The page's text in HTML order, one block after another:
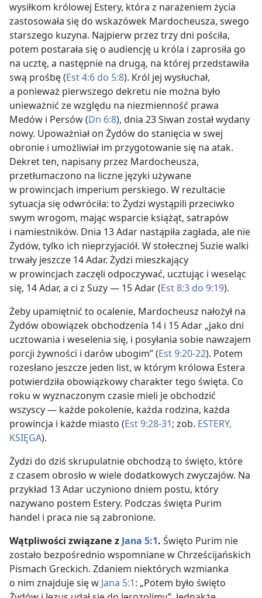
wysiłkom królowej Estery, która z narażeniem życia
zastosowała się do wskazówek Mardocheusza, swego
starszego kuzyna. Najpierw przez trzy dni pościła,
potem postarała się o audiencję u króla i zaprosiła go
na ucztę, a następnie na drugą, na której przedstawiła
swą prośbę (Est 4:6 do 5:8). Król jej wysłuchał,
a ponieważ pierwszego dekretu nie można było
unieważnić ze względu na niezmienność prawa
Medów i Persów (Dn 6:8), dnia 23 Siwan został wydany
nowy. Upoważniał on Żydów do stanięcia w swej
obronie i umożliwiał im przygotowanie się na atak.
Dekret ten, napisany przez Mardocheusza,
przetłumaczono na liczne języki używane
w prowincjach imperium perskiego. W rezultacie
sytuacja się odwróciła: to Żydzi wystąpili przeciwko
swym wrogom, mając wsparcie książąt, satrapów
i namiestników. Dnia 13 Adar nastąpiła zagłada, ale nie
Żydów, tylko ich nieprzyjaciół. W stołecznej Suzie walki
trwały jeszcze 14 Adar. Żydzi mieszkający
w prowincjach zaczęli odpoczywać, ucztując i weseląc
się, 14 Adar, a ci z Suzy — 15 Adar (Est 8:3 do 9:19).
Żeby upamiętnić to ocalenie, Mardocheusz nałożył na
Żydów obowiązek obchodzenia 14 i 15 Adar „jako dni
ucztowania i weselenia się, i posyłania sobie nawzajem
porcji żywności i darów ubogim” (Est 9:20-22). Potem
rozesłano jeszcze jeden list, w którym królowa Estera
potwierdziła obowiązkowy charakter tego święta. Co
roku w wyznaczonym czasie mieli je obchodzić
wszyscy — każde pokolenie, każda rodzina, każda
prowincja i każde miasto (Est 9:28-31; zob. ESTERY,
KSIĘGA).
Żydzi do dziś skrupulatnie obchodzą to święto, które
z czasem obrosło w wiele dodatkowych zwyczajów. Na
przykład 13 Adar uczyniono dniem postu, który
nazywano postem Estery. Podczas święta Purim
handel i praca nie są zabronione.
Wątpliwości związane z Jana 5:1. Święto Purim nie
zostało bezpośrednio wspomniane w Chrześcijańskich
Pismach Greckich. Zdaniem niektórych wzmianka
o nim znajduje się w Jana 5:1: „Potem było święto